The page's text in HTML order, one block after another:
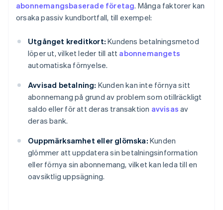
abonnemangsbaserade företag. Många faktorer kan
orsaka passiv kundbortfall, till exempel:
Utgånget kreditkort: Kundens betalningsmetod
löper ut, vilket leder till att abonnemangets
automatiska förnyelse.
Avvisad betalning: Kunden kan inte förnya sitt
abonnemang på grund av problem som otillräckligt
saldo eller för att deras transaktion avvisas av
deras bank.
Ouppmärksamhet eller glömska: Kunden
glömmer att uppdatera sin betalningsinformation
eller förnya sin abonnemang, vilket kan leda till en
oavsiktlig uppsägning.